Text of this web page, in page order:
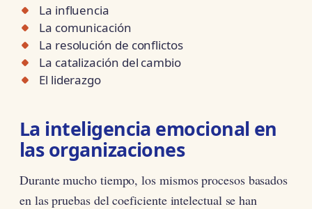
La influencia
La comunicación
La resolución de conflictos
La catalización del cambio
El liderazgo
La inteligencia emocional en
las organizaciones
Durante mucho tiempo, los mismos procesos basados
en las pruebas del coeficiente intelectual se han